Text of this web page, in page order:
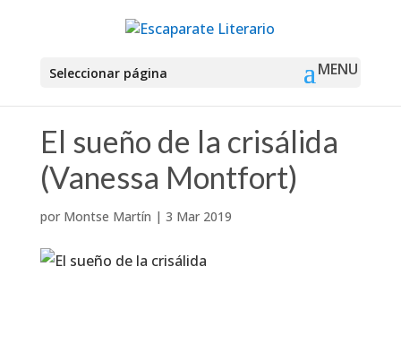
Seleccionar página
El sueño de la crisálida
(Vanessa Montfort)
por Montse Martín | 3 Mar 2019